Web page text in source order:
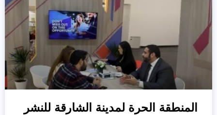
المنطقة الحرة لمدينة الشارقة للنشر